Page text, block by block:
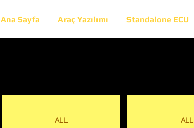
Ana Sayfa Araç Yazılımı Standalone ECU
ALL ALL